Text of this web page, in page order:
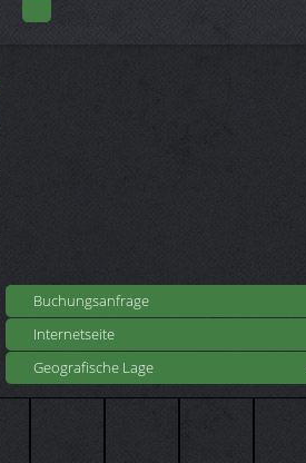
Buchungsanfrage
Internetseite
Geografische Lage